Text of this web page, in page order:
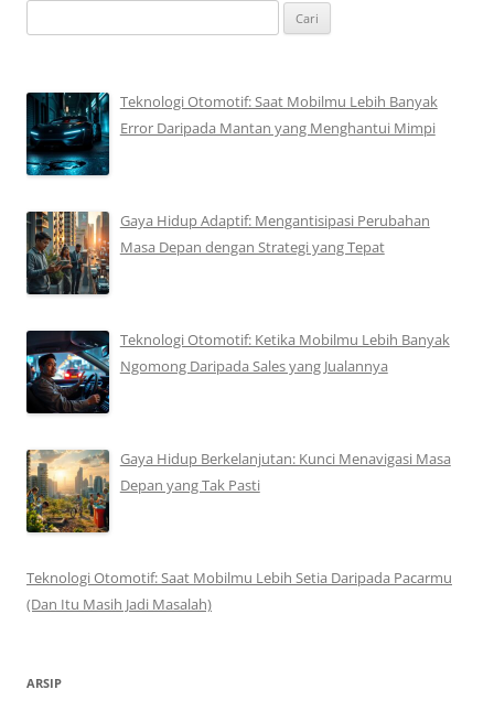
untuk:
Teknologi Otomotif: Saat Mobilmu Lebih Banyak
Error Daripada Mantan yang Menghantui Mimpi
Gaya Hidup Adaptif: Mengantisipasi Perubahan
Masa Depan dengan Strategi yang Tepat
Teknologi Otomotif: Ketika Mobilmu Lebih Banyak
Ngomong Daripada Sales yang Jualannya
Gaya Hidup Berkelanjutan: Kunci Menavigasi Masa
Depan yang Tak Pasti
Teknologi Otomotif: Saat Mobilmu Lebih Setia Daripada Pacarmu
(Dan Itu Masih Jadi Masalah)
ARSIP